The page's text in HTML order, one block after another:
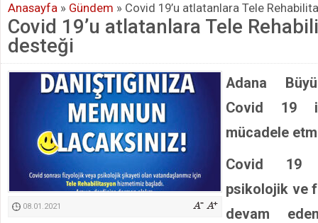
Hak-İş Abdurrahman Yücel
HDP İL BİNASININ ÖNÜNDE ANNELER TARİH
Hainler emellerine asla erişemeyecekler
BÖLGEMİZ ÇUKUROVA’DA 2019 YILI PAMUK
İyi Parti Yüreğir İlçe Başkanı Enis Akyürek
Kimyasallardan Koruma Derneği Başkanı Cennet Çelik
Anasayfa » Gündem » Covid 19’u atlatanlara Tele
Covid 19’u atlatanlara Tele
desteği
08.01.2021
Adana
Covid 19
mücadele
Covid 19
psikolojik ve
devam